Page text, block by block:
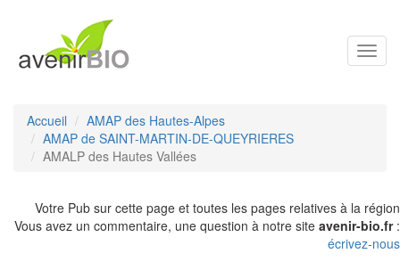
Accueil
AMAP des Hautes-Alpes
AMAP de SAINT-MARTIN-DE-QUEYRIERES
AMALP des Hautes Vallées
Votre Pub sur cette page et toutes les pages relatives à la région
Vous avez un commentaire, une question à notre site avenir-bio.fr:
écrivez-nous